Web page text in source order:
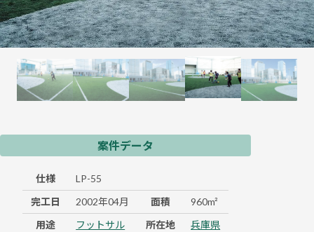
案件データ
仕様
LP-55
完工日
2002年04月 面積
960m²
用途
フットサル 所在地 兵庫県